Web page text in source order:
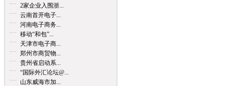
2家企业入围浙...
云南首开电子...
河南电子商务...
移动“和包”...
天津市电子商...
郑州市商贸物...
贵州省启动系...
“国际外汇论坛@...
山东威海市加...